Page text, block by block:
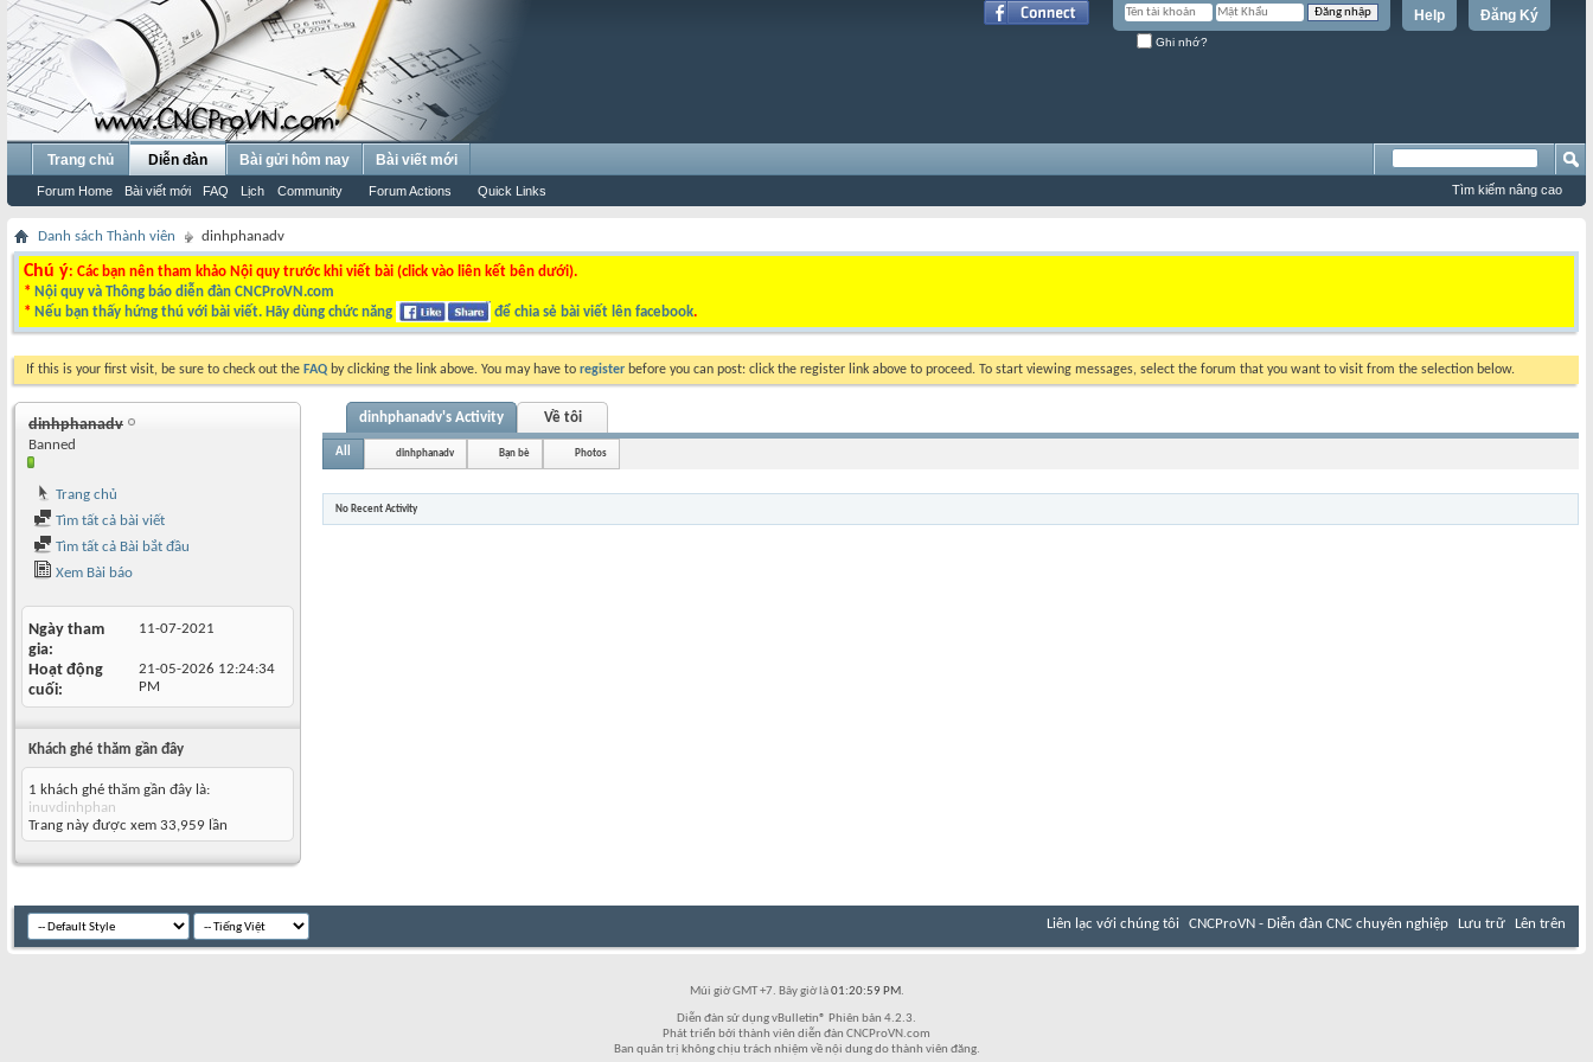
Đăng Ký
Help
Ghi nhớ?
Trang chủ Diễn đàn
Forum Home Bài viết mới FAQ Lịch Community Forum Actions Quick Links
Bài gửi hôm nay Bài viết mới
Tìm kiếm nâng cao
Danh sách Thành viên dinhphanadv
Chú ý: Các bạn nên tham khảo Nội quy trước khi viết bài (click vào liên kết bên dưới).
* Nội quy và Thông báo diễn đàn CNCProVN.com
* Nếu bạn thấy hứng thú với bài viết. Hãy dùng chức năng để chia sẻ bài viết lên facebook.
If this is your first visit, be sure to check out the FAQ by clicking the link above. You may have to register before you can post: click the register link above to proceed. To start viewing messages, select the forum that you want to visit from the selection below.
dinhphanadv
Banned
Trang chủ
Tìm tất cả bài viết
Tìm tất cả Bài bắt đầu
Xem Bài báo
Ngày tham
gia
11-07-2021
Hoạt động
cuối
21-05-2026 12:24:34
PM
Khách ghé thăm gần đây
1 khách ghé thăm gần đây là:
inuvdinhphan
Trang này được xem 33,959 lần
dinhphanadv's Activity Về tôi
All dinhphanadv Bạn bè Photos
No Recent Activity
Liên lạc với chúng tôi CNCProVN - Diễn đàn CNC chuyên nghiệp Lưu trữ Lên trên
Múi giờ GMT +7. Bây giờ là01:20:59 PM.
Diễn đàn sử dụng vBulletin® Phiên bản 4.2.3.
Phát triển bởi thành viên diễn đàn CNCProVN.com
Ban quản trị không chịu trách nhiệm về nội dung do thành viên đăng.